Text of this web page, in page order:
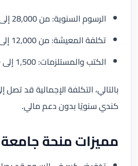
الرسوم السنوية: من 28,000 إلى 45,000 دولار كندي
تكلفة المعيشة: من 12,000 إلى 18,000 دولار سنويًا
الكتب والمستلزمات: 1,500 إلى 3,000 دولار سنويًا
كندي سنويًا بدون دعم مالي.
مميزات منحة جامعة